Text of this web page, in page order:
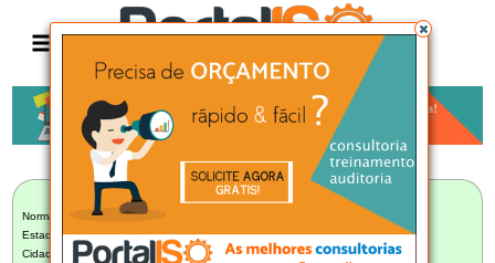
LISTA BRASILEIRA DE CONSULTORIAS
Norma:
Selecionar Norma
Estado:
Santa Catarina (36)
Cidade:
Joinville/SC (10)